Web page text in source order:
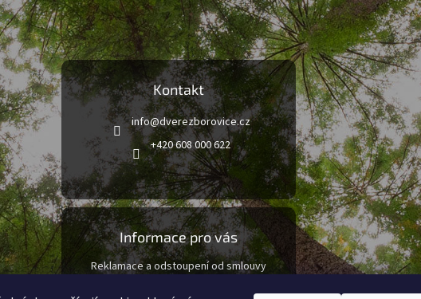
Kontakt
info@dverezborovice.cz
+420 608 000 622
Informace pro vás
Reklamace a odstoupení od smlouvy